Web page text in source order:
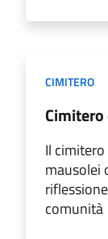
CIMITERO
Il
mausolei
comunità